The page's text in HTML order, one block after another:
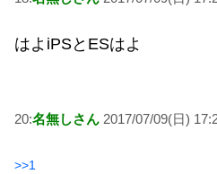
はよiPSとESはよ
20:名無しさん 2017/07/09(日)
>>1